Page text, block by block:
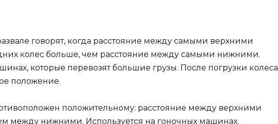
говорят, когда расстояние между самыми верхними
колес больше, чем расстояние между самыми нижними.
которые перевозят большие грузы. После погрузки колеса
положение.
положительному: расстояние между верхними
между нижними. Используется на гоночных машинах.